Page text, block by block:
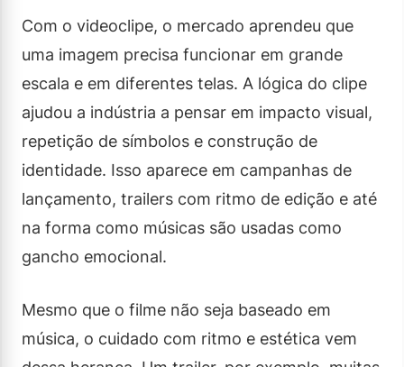
Com o videoclipe, o mercado aprendeu que
uma imagem precisa funcionar em grande
escala e em diferentes telas. A lógica do clipe
ajudou a indústria a pensar em impacto visual,
repetição de símbolos e construção de
identidade. Isso aparece em campanhas de
lançamento, trailers com ritmo de edição e até
na forma como músicas são usadas como
gancho emocional.
Mesmo que o filme não seja baseado em
música, o cuidado com ritmo e estética vem